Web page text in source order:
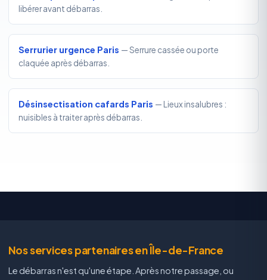
libérer avant débarras.
Serrurier urgence Paris — Serrure cassée ou porte
claquée après débarras.
Désinsectisation cafards Paris — Lieux insalubres :
nuisibles à traiter après débarras.
Nos services partenaires en Île-de-France
Le débarras n'est qu'une étape. Après notre passage, ou